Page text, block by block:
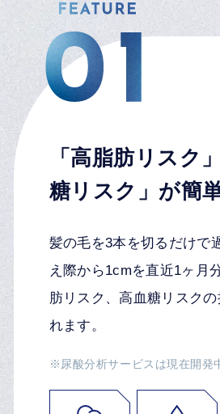
「高脂肪リスク
糖リスク」が簡
髪の毛を3本を切るだけで
え際から1cmを直近1ヶ月
肪リスク、高血糖リスク
れます。
※尿酸分析サービスは現在開発